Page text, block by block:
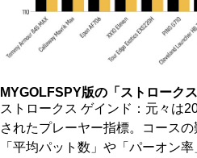
MYGOLFSPY版の「ストローク
ストロークス ゲインド：元々は
されたプレーヤー指標。コース
「平均パット数」や「パーオン